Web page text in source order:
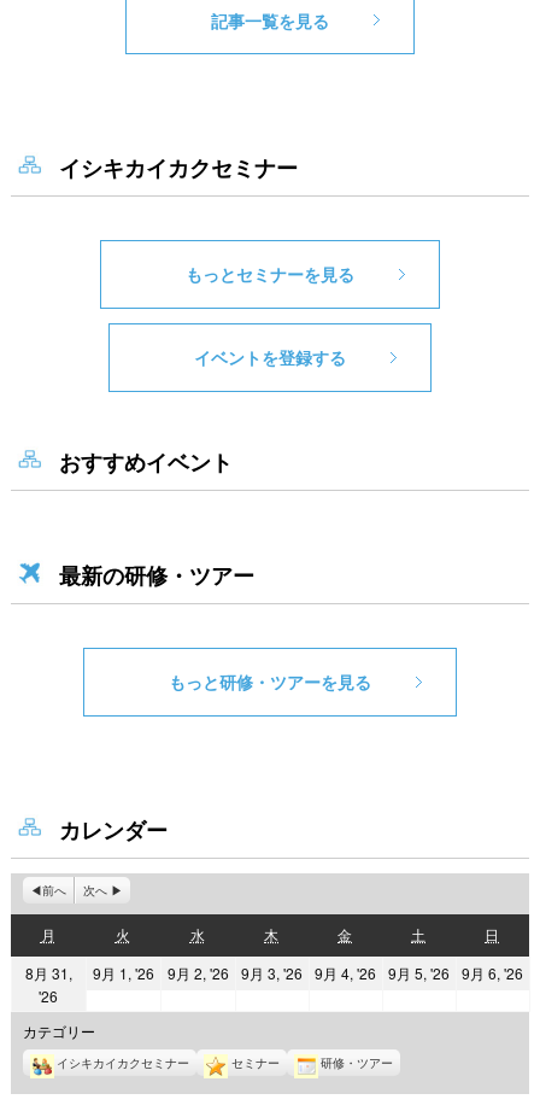
記事一覧を見る
イシキカイカクセミナー
もっとセミナーを見る
イベントを登録する
おすすめイベント
最新の研修・ツアー
もっと研修・ツアーを見る
カレンダー
前へ 次へ
月
曜
日
火
曜
日
水水
曜
日
木
曜
日
金金
曜
日
土
曜
日
日
曜
日
8月 31,
'26
年
8
月
31
9月 1, '262026
月
1
日
9月 2, '262026
月
2
日
9月 3, '26
2026
月
3
日
9月 4, '26
2026
月
日
9月 5, '26
2026
日
9月 6, '26
日
カテゴリー
イシキカイカクセミナー セミナー 研修・ツアー